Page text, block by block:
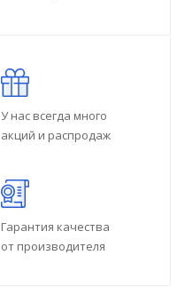
У нас всегда много
акций и распродаж
Гарантия качества
от производителя